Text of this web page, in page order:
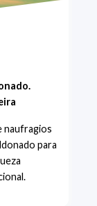
naufragios
para